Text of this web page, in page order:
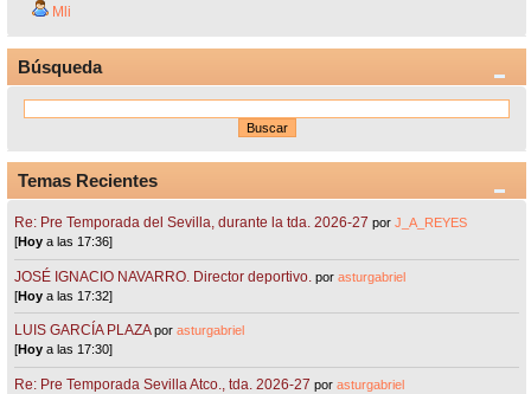
Mli
Búsqueda
Temas Recientes
Re: Pre Temporada del Sevilla, durante la tda. 2026-27 porJ_A_REYES
[Hoy a las 17:36]
JOSÉ IGNACIO NAVARRO. Director deportivo. porasturgabriel
[Hoy a las 17:32]
LUIS GARCÍA PLAZA porasturgabriel
[Hoy a las 17:30]
Re: Pre Temporada Sevilla Atco., tda. 2026-27 porasturgabriel